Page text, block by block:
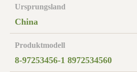
Ursprungsland
China
Produktmodell
8-97253456-1 8972534560